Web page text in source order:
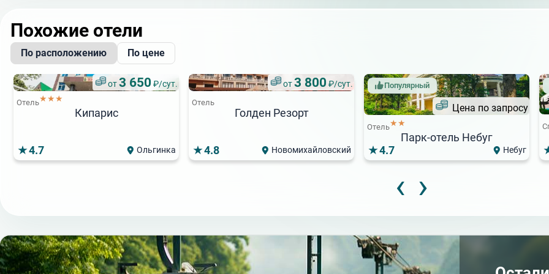
Похожие отели
По расположению По цене
от3 650 ₽/сут.
Отель★★★
Кипарис
4.7 Ольгинка
от3 800 ₽/сут.
Отель
Голден Резорт
4.8 Новомихайловский
Популярный
Цена по запросу
Отель★★
Парк-отель Небуг
4.7
Небуг
‹ ›
Калифорния Анжелика Бригантина